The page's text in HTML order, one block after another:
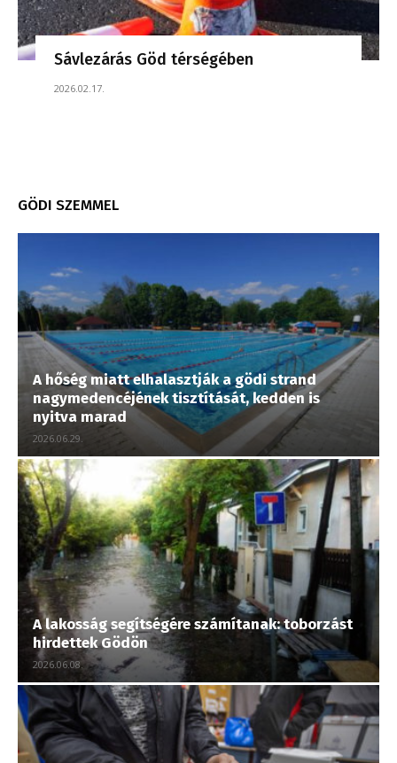
Sávlezárás Göd térségében
2026.02.17.
GÖDI SZEMMEL
A hőség miatt elhalasztják a gödi strand
nagymedencéjének tisztítását, kedden is
nyitva marad
2026.06.29.
A lakosság segítségére számítanak: toborzást
hirdettek Gödön
2026.06.08.